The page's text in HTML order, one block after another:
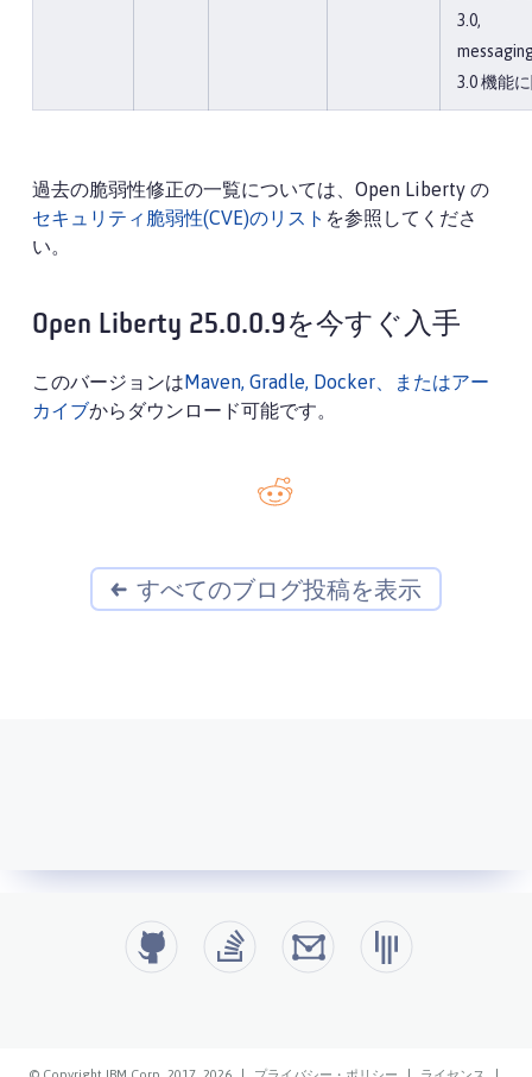
3.0,
3.0 機能
過去の脆弱性修正の一覧については、Open Liberty の
セキュリティ脆弱性(CVE)のリスト を参照してくださ
い。
Open Liberty 25.0.0.9を今すぐ入手
このバージョンはMaven, Gradle, Docker、またはアー
カイブからダウンロード可能です。
すべてのブログ投稿を表示